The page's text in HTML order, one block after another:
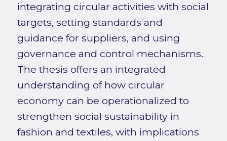
integrating circular activities with social
targets, setting standards and
guidance for suppliers, and using
governance and control mechanisms.
The thesis offers an integrated
understanding of how circular
economy can be operationalized to
strengthen social sustainability in
fashion and textiles, with implications